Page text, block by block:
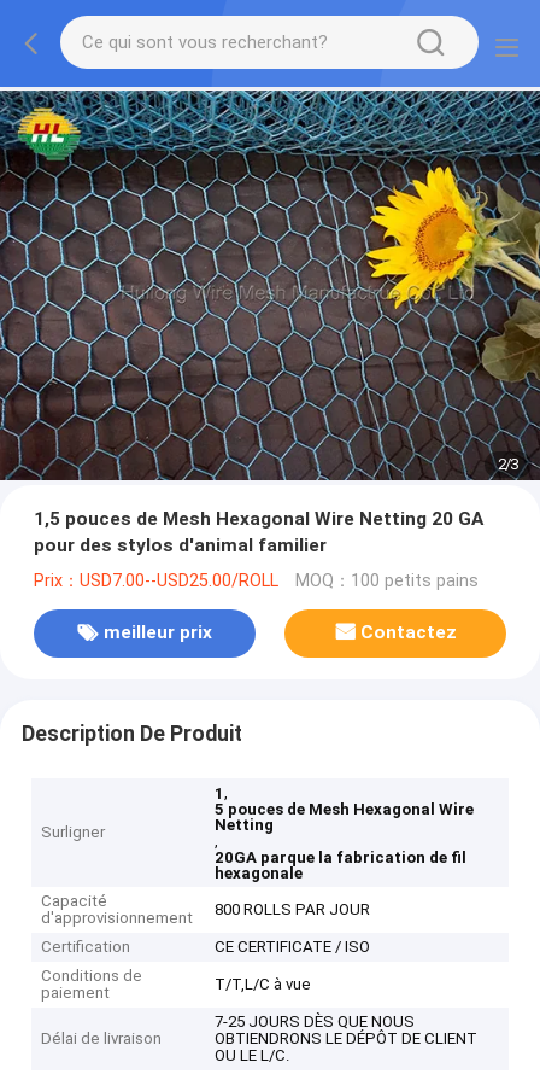
2/3
1,5 pouces de Mesh Hexagonal Wire Netting 20 GA
pour des stylos d'animal familier
Prix：USD7.00--USD25.00/ROLL MOQ：100 petits pains
meilleur prix Contactez
Description De Produit
Surligner
1,
5 pouces de Mesh Hexagonal Wire
Netting
,
20GA parque la fabrication de fil
hexagonale
Capacité
d'approvisionnement
800 ROLLS PAR JOUR
Certification
CE CERTIFICATE / ISO
Conditions de
paiement
T/T,L/C à vue
Délai de livraison
7-25 JOURS DÈS QUE NOUS
OBTIENDRONS LE DÉPÔT DE CLIENT
OU LE L/C.